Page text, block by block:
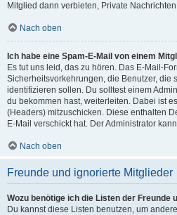
Mitglied dann verbieten, Private
Nach oben
Ich habe eine Spam-E-Mail von einem
Es tut uns leid, das zu hören. Das E-Mail-
Sicherheitsvorkehrungen, die Benutzer, die
identifizieren sollen. Du solltest einem
du bekommen hast, weiterleiten. Dabei ist
(Headers) mitzuschicken. Diese enthalten
E-Mail verschickt hat. Der Administrator
Nach oben
Freunde und ignorierte Mitglieder
Wozu benötige ich die Listen der Freunde
Du kannst diese Listen benutzen, um